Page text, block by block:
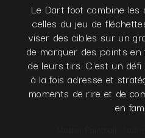
Le Dart foot combine les
celles du jeu de
viser des cibles sur un
de marquer des points
de leurs tirs. C'est un
à la fois adresse et
moments de rire et de
en